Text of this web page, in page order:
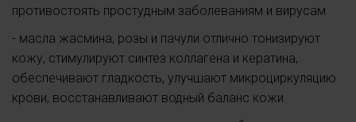
противостоять простудным заболеваниям и вирусам
- масла жасмина, розы и пачули отлично тонизируют
кожу, стимулируют синтез коллагена и кератина,
обеспечивают гладкость, улучшают микроциркуляцию
крови, восстанавливают водный баланс кожи